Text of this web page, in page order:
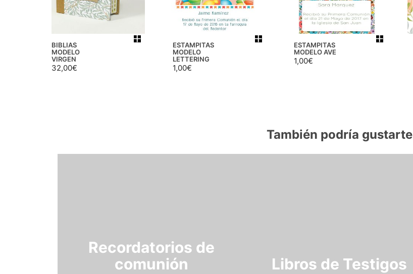
BIBLIAS
MODELO
VIRGEN
32,00€
ESTAMPITAS
MODELO
LETTERING
1,00€
ESTAMPITAS
MODELO AVE
1,00€
También podría gustarte
Recordatorios de
comunión
Libros de Testigos